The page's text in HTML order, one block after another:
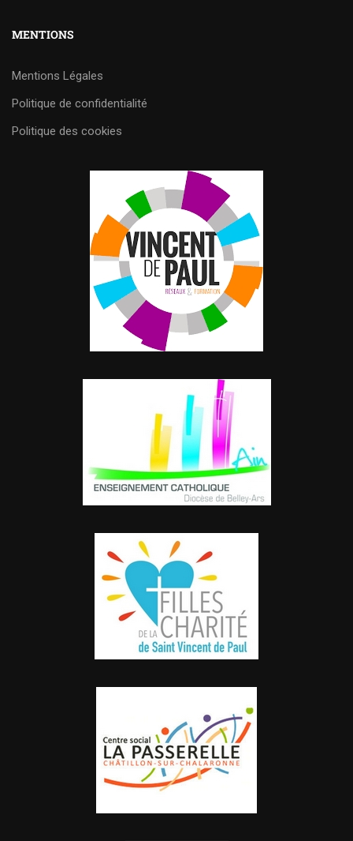
MENTIONS
Mentions Légales
Politique de confidentialité
Politique des cookies